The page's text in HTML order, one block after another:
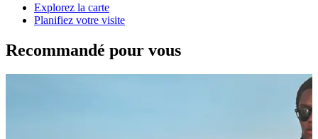
Explorez la carte
Planifiez votre visite
Recommandé pour vous